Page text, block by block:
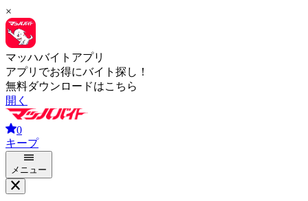
×
マッハバイトアプリ
アプリでお得にバイト探し！
無料ダウンロードはこちら
開く
0
キープ
メニュー